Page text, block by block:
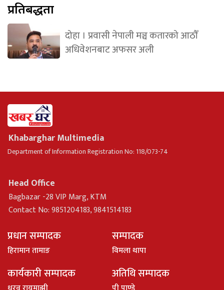
प्रतिबद्धता
दोहा । प्रवासी नेपाली मञ्च कतारको आठौँ
अधिवेशनबाट अफसर अली
Khabarghar Multimedia
Department of Information Registration No: 118/073-74
Head Office
Bagbazar -28 VIP Marg, KTM
Contact No: 9851204183, 9841514183
प्रधान सम्पादक
हिरामान तामाङ
सम्पादक
विमला थापा
कार्यकारी सम्पादक अतिथि सम्पादक